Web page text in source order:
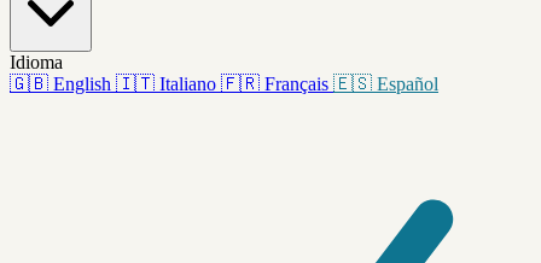
Idioma
🇬🇧 English 🇮🇹 Italiano 🇫🇷 Français 🇪🇸 Español